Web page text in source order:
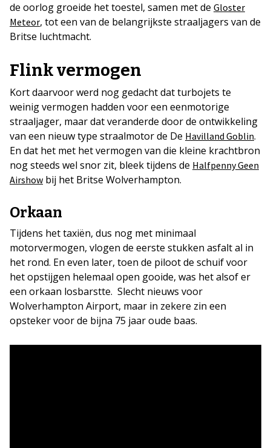
de oorlog groeide het toestel, samen met de Gloster
Meteor, tot een van de belangrijkste straaljagers van de
Britse luchtmacht.
Flink vermogen
Kort daarvoor werd nog gedacht dat turbojets te
weinig vermogen hadden voor een eenmotorige
straaljager, maar dat veranderde door de ontwikkeling
van een nieuw type straalmotor de De Havilland Goblin.
En dat het met het vermogen van die kleine krachtbron
nog steeds wel snor zit, bleek tijdens de Halfpenny Geen
Airshow bij het Britse Wolverhampton.
Orkaan
Tijdens het taxiën, dus nog met minimaal
motorvermogen, vlogen de eerste stukken asfalt al in
het rond. En even later, toen de piloot de schuif voor
het opstijgen helemaal open gooide, was het alsof er
een orkaan losbarstte. Slecht nieuws voor
Wolverhampton Airport, maar in zekere zin een
opsteker voor de bijna 75 jaar oude baas.